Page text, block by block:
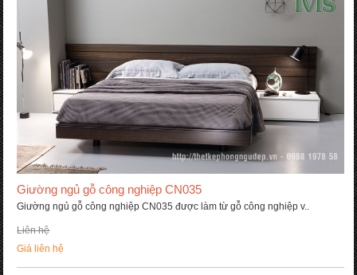
Giường ngủ gỗ công nghiệp CN035
Giường ngủ gỗ công nghiệp CN035 được làm từ gỗ công nghiệp v..
Liên hệ
Giá liên hệ